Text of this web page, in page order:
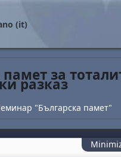
‎(it)‎
памет за
разказ
"Българска памет"